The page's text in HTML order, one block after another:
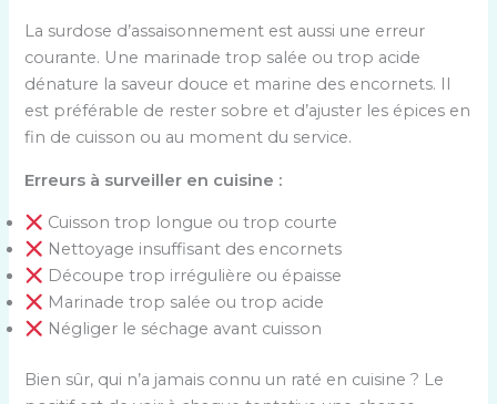
l
e
u
r
p
i
s
s
é
l
e
t
La surdose d’assaisonnement est aussi une erreur
courante. Une marinade trop salée ou trop acide
dénature la saveur douce et marine des encornets. Il
est préférable de rester sobre et d’ajuster les épices en
fin de cuisson ou au moment du service.
Erreurs à surveiller en cuisine :
Cuisson trop longue ou trop courte
Nettoyage insuffisant des encornets
Découpe trop irrégulière ou épaisse
Marinade trop salée ou trop acide
Négliger le séchage avant cuisson
Bien sûr, qui n’a jamais connu un raté en cuisine ? Le